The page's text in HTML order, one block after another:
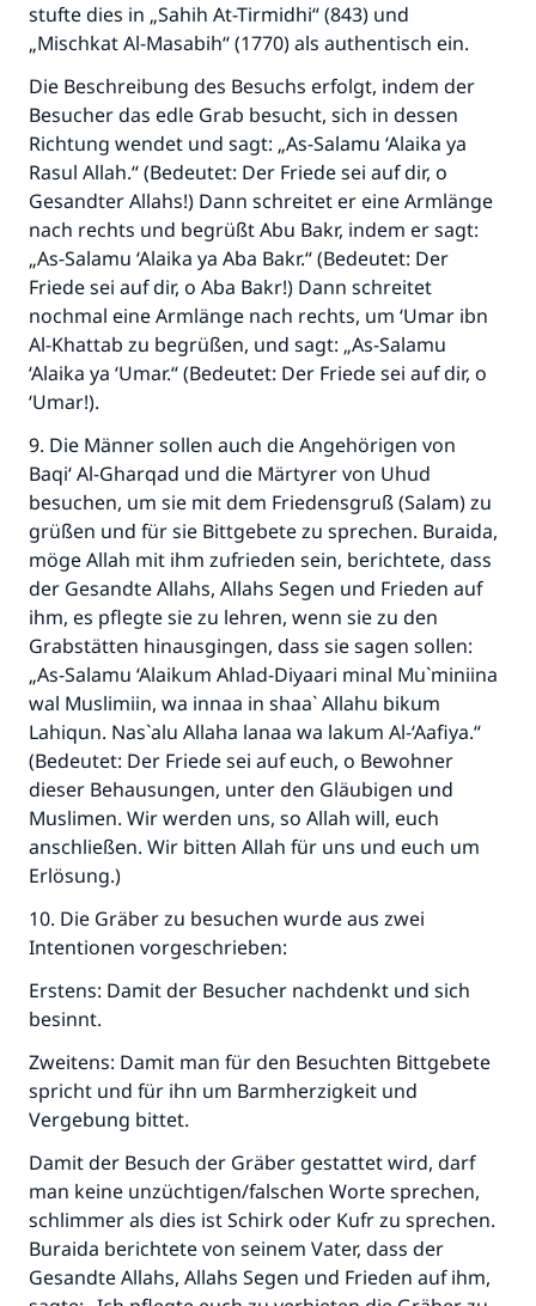
stufte dies in „Sahih At-Tirmidhi“ (843) und
„Mischkat Al-Masabih“ (1770) als authentisch ein.
Die Beschreibung des Besuchs erfolgt, indem der
Besucher das edle Grab besucht, sich in dessen
Richtung wendet und sagt: „As-Salamu ‘Alaika ya
Rasul Allah.“ (Bedeutet: Der Friede sei auf dir, o
Gesandter Allahs!) Dann schreitet er eine Armlänge
nach rechts und begrüßt Abu Bakr, indem er sagt:
„As-Salamu ‘Alaika ya Aba Bakr.“ (Bedeutet: Der
Friede sei auf dir, o Aba Bakr!) Dann schreitet
nochmal eine Armlänge nach rechts, um ‘Umar ibn
Al-Khattab zu begrüßen, und sagt: „As-Salamu
‘Alaika ya ‘Umar.“ (Bedeutet: Der Friede sei auf dir, o
‘Umar!).
9. Die Männer sollen auch die Angehörigen von
Baqi‘ Al-Gharqad und die Märtyrer von Uhud
besuchen, um sie mit dem Friedensgruß (Salam) zu
grüßen und für sie Bittgebete zu sprechen. Buraida,
möge Allah mit ihm zufrieden sein, berichtete, dass
der Gesandte Allahs, Allahs Segen und Frieden auf
ihm, es pflegte sie zu lehren, wenn sie zu den
Grabstätten hinausgingen, dass sie sagen sollen:
„As-Salamu ‘Alaikum Ahlad-Diyaari minal Mu`miniina
wal Muslimiin, wa innaa in shaa` Allahu bikum
Lahiqun. Nas`alu Allaha lanaa wa lakum Al-‘Aafiya.“
(Bedeutet: Der Friede sei auf euch, o Bewohner
dieser Behausungen, unter den Gläubigen und
Muslimen. Wir werden uns, so Allah will, euch
anschließen. Wir bitten Allah für uns und euch um
Erlösung.)
10. Die Gräber zu besuchen wurde aus zwei
Intentionen vorgeschrieben:
Erstens: Damit der Besucher nachdenkt und sich
besinnt.
Zweitens: Damit man für den Besuchten Bittgebete
spricht und für ihn um Barmherzigkeit und
Vergebung bittet.
Damit der Besuch der Gräber gestattet wird, darf
man keine unzüchtigen/falschen Worte sprechen,
schlimmer als dies ist Schirk oder Kufr zu sprechen.
Buraida berichtete von seinem Vater, dass der
Gesandte Allahs, Allahs Segen und Frieden auf ihm,